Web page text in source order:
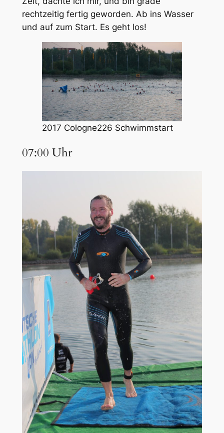
rechtzeitig fertig geworden. Ab ins Wasser
und auf zum Start. Es geht los!
2017 Cologne226 Schwimmstart
07:00 Uhr